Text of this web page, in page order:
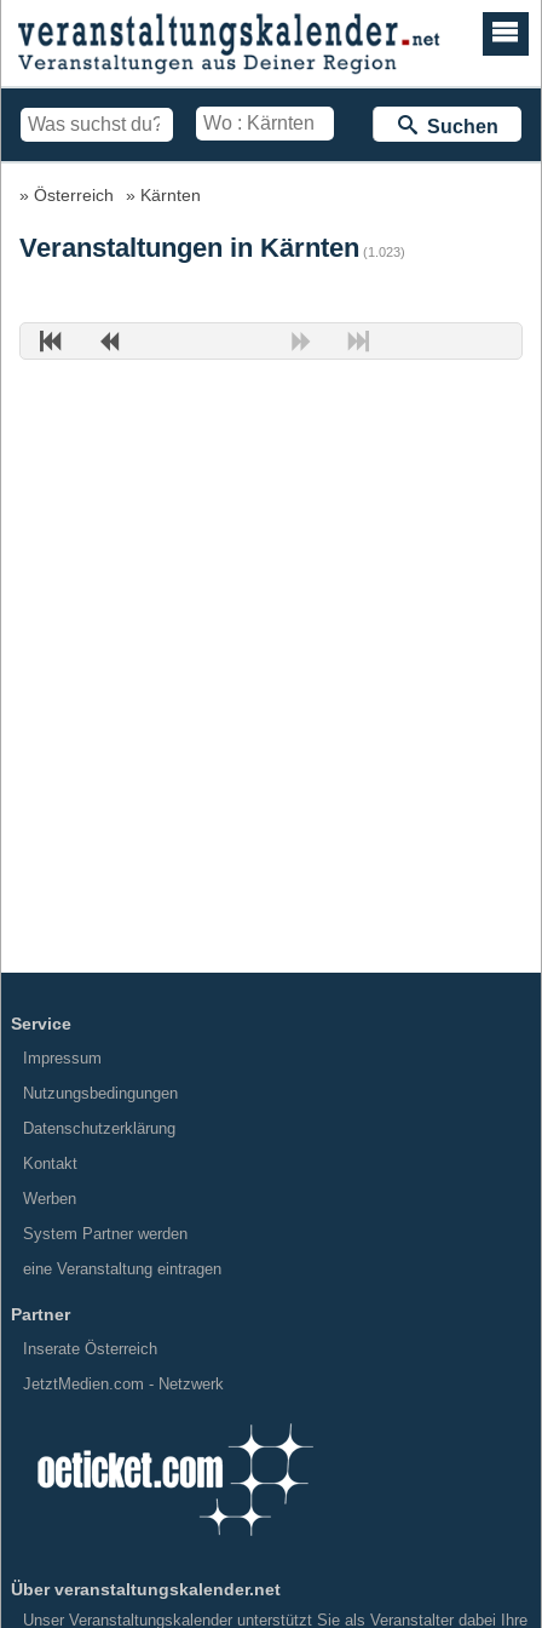
Suchen
Österreich Kärnten
Veranstaltungen in Kärnten (1.023)
Service
Impressum
Nutzungsbedingungen
Datenschutzerklärung
Kontakt
Werben
System Partner werden
eine Veranstaltung eintragen
Partner
Inserate Österreich
JetztMedien.com - Netzwerk
Über veranstaltungskalender.net
Unser Veranstaltungskalender unterstützt Sie als Veranstalter dabei Ihre